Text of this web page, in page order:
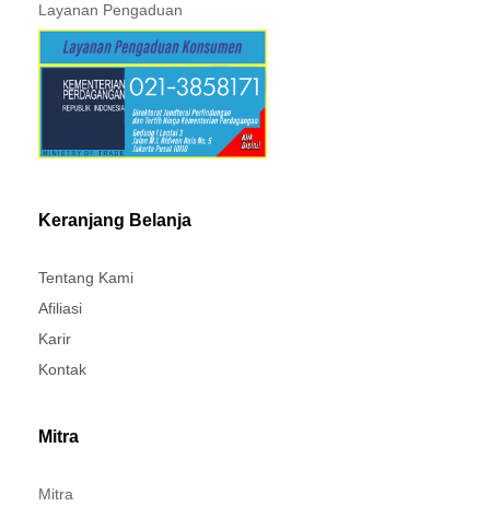
Layanan Pengaduan
Keranjang Belanja
Tentang Kami
Afiliasi
Karir
Kontak
Mitra
Mitra